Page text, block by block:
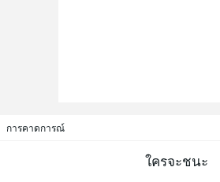
การคาดการณ์
ใครจะชนะ